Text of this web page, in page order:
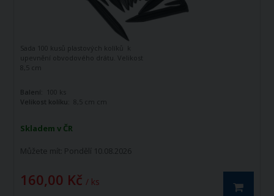
Skladem v ČR
Můžete mít: Pondělí 10.08.2026
160,00 Kč / ks
Sada 100 kusů plastových kolíků k
upevnění obvodového drátu. Velikost
8,5 cm
Balení:
100 ks
Velikost kolíku:
8,5 cm cm